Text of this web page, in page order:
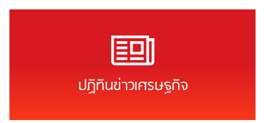
ปฏิทินข่าวเศรษฐกิจ